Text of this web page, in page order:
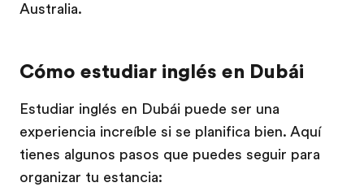
Australia.
Cómo estudiar inglés en Dubái
Estudiar inglés en Dubái puede ser una
experiencia increíble si se planifica bien. Aquí
tienes algunos pasos que puedes seguir para
organizar tu estancia: